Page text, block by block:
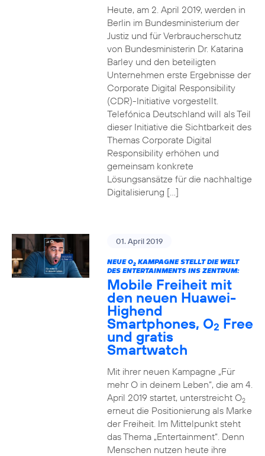
Heute, am 2. April 2019, werden in
Berlin im Bundesministerium der
Justiz und für Verbraucherschutz
von Bundesministerin Dr. Katarina
Barley und den beteiligten
Unternehmen erste Ergebnisse der
Corporate Digital Responsibility
(CDR)-Initiative vorgestellt.
Telefónica Deutschland will als Teil
dieser Initiative die Sichtbarkeit des
Themas Corporate Digital
Responsibility erhöhen und
gemeinsam konkrete
Lösungsansätze für die nachhaltige
Digitalisierung […]
01. April 2019
NEUE O2KAMPAGNE STELLT DIE WELT
DES ENTERTAINMENTS INS ZENTRUM:
Mobile Freiheit mit
den neuen Huawei-
Highend
Smartphones, O2 Free
und gratis
Smartwatch
Mit ihrer neuen Kampagne „Für
mehr O in deinem Leben“, die am 4.
April 2019 startet, unterstreicht O2
erneut die Positionierung als Marke
der Freiheit. Im Mittelpunkt steht
das Thema „Entertainment“. Denn
Menschen nutzen heute ihre